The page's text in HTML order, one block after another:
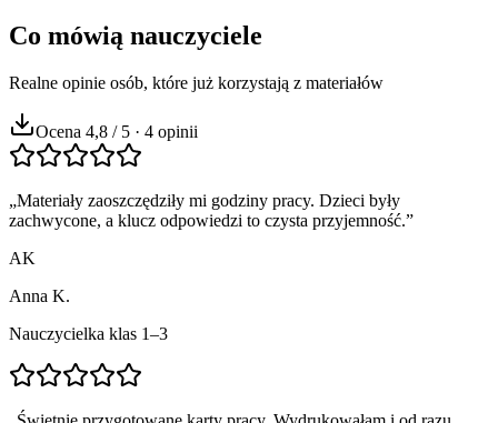
Co mówią nauczyciele
Realne opinie osób, które już korzystają z materiałów
Ocena 4,8 / 5 · 4 opinii
„Materiały zaoszczędziły mi godziny pracy. Dzieci były
zachwycone, a klucz odpowiedzi to czysta przyjemność.”
AK
Anna K.
Nauczycielka klas 1–3